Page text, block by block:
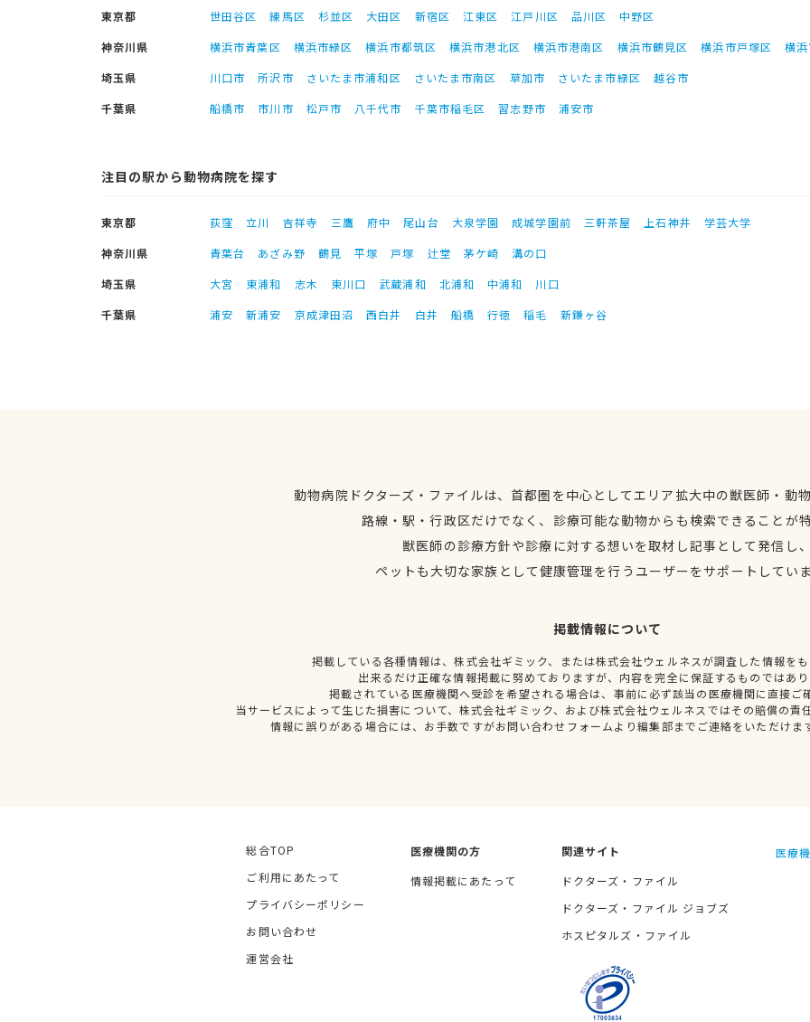
東京都 世田谷区 練馬区 杉並区 大田区 新宿区 江東区 江戸川区 品川区
中野区
神奈川県
横浜市青葉区 横浜市緑区 横浜市都筑区 横浜市港北区 横浜市港南区 横浜市鶴見区 横浜市戸塚区
横
埼玉県
川口市 所沢市 さいたま市浦和区 さいたま市南区 草加市 さいたま市緑区
越谷市
千葉県
船橋市 市川市 松戸市 八千代市 千葉市稲毛区 習志野市 浦安市
注目の駅から動物病院を探す
東京都 荻窪 立川 吉祥寺 三鷹 府中 尾山台 大泉学園 成城学園前 三軒茶屋 上石神井
学芸大学
神奈川県
青葉台 あざみ野 鶴見 平塚 戸塚 辻堂 茅ケ崎
溝の口
埼玉県
大宮 東浦和 志木 東川口 武蔵浦和 北浦和 中浦和
川口
千葉県
浦安 新浦安 京成津田沼 西白井 白井 船橋 行徳 稲毛 新鎌ヶ谷
動物病院ドクターズ・ファイルは、首都圏を中心としてエリア拡大中の獣医師・動
路線・駅・行政区だけでなく、診療可能な動物からも検索できることが
獣医師の診療方針や診療に対する想いを取材し記事として発信し
ペットも大切な家族として健康管理を行うユーザーをサポートしてい
掲載情報について
掲載している各種情報は、株式会社ギミック、または株式会社ウェルネスが調査した情報を
出来るだけ正確な情報掲載に努めておりますが、内容を完全に保証するものではあ
掲載されている医療機関へ受診を希望される場合は、事前に必ず該当の医療機関に直接ご
当サービスによって生じた損害について、株式会社ギミック、および株式会社ウェルネスではその賠償の責
情報に誤りがある場合には、お手数ですがお問い合わせフォームより編集部までご連絡をいただけま
総合TOP
ご利用にあたって
プライバシーポリシー
お問い合わせ
運営会社
医療機関の方
情報掲載にあたって
関連サイト
ドクターズ・ファイル
ドクターズ・ファイル ジョブズ
ホスピタルズ・ファイル
医療